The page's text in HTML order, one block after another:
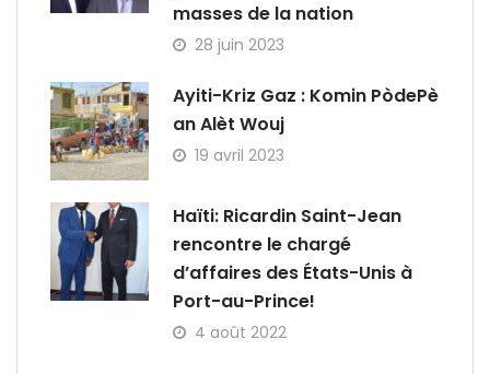
masses de la nation
28 juin 2023
Ayiti-Kriz Gaz : Komin PòdePè
an Alèt Wouj
19 avril 2023
Haïti: Ricardin Saint-Jean
rencontre le chargé
d’affaires des États-Unis à
Port-au-Prince!
4 août 2022